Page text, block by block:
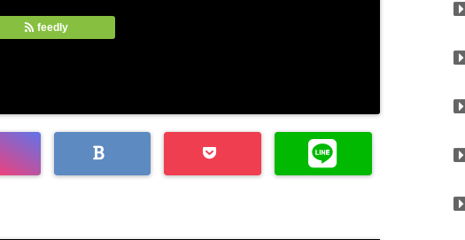
feedly